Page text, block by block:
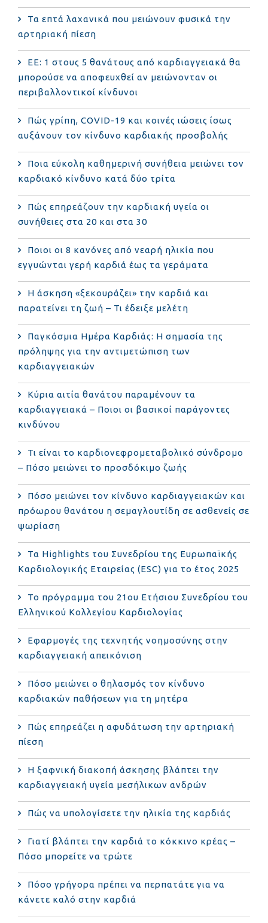
Τα επτά λαχανικά που μειώνουν φυσικά την
αρτηριακή πίεση
ΕΕ: 1 στους 5 θανάτους από καρδιαγγειακά θα
μπορούσε να αποφευχθεί αν μειώνονταν οι
περιβαλλοντικοί κίνδυνοι
Πώς γρίπη, COVID-19 και κοινές ιώσεις ίσως
αυξάνουν τον κίνδυνο καρδιακής προσβολής
Ποια εύκολη καθημερινή συνήθεια μειώνει τον
καρδιακό κίνδυνο κατά δύο τρίτα
Πώς επηρεάζουν την καρδιακή υγεία οι
συνήθειες στα 20 και στα 30
Ποιοι οι 8 κανόνες από νεαρή ηλικία που
εγγυώνται γερή καρδιά έως τα γεράματα
Η άσκηση «ξεκουράζει» την καρδιά και
παρατείνει τη ζωή – Τι έδειξε μελέτη
Παγκόσμια Ημέρα Καρδιάς: Η σημασία της
πρόληψης για την αντιμετώπιση των
καρδιαγγειακών
Κύρια αιτία θανάτου παραμένουν τα
καρδιαγγειακά – Ποιοι οι βασικοί παράγοντες
κινδύνου
Τι είναι το καρδιονεφρομεταβολικό σύνδρομο
– Πόσο μειώνει το προσδόκιμο ζωής
Πόσο μειώνει τον κίνδυνο καρδιαγγειακών και
πρόωρου θανάτου η σεμαγλουτίδη σε ασθενείς σε
ψωρίαση
Τα Highlights του Συνεδρίου της Ευρωπαϊκής
Καρδιολογικής Εταιρείας (ESC) για το έτος 2025
Το πρόγραμμα του 21ου Ετήσιου Συνεδρίου του
Ελληνικού Κολλεγίου Καρδιολογίας
Εφαρμογές της τεχνητής νοημοσύνης στην
καρδιαγγειακή απεικόνιση
Πόσο μειώνει ο θηλασμός τον κίνδυνο
καρδιακών παθήσεων για τη μητέρα
Πώς επηρεάζει η αφυδάτωση την αρτηριακή
πίεση
Η ξαφνική διακοπή άσκησης βλάπτει την
καρδιαγγειακή υγεία μεσήλικων ανδρών
Πώς να υπολογίσετε την ηλικία της καρδιάς
Γιατί βλάπτει την καρδιά το κόκκινο κρέας –
Πόσο μπορείτε να τρώτε
Πόσο γρήγορα πρέπει να περπατάτε για να
κάνετε καλό στην καρδιά